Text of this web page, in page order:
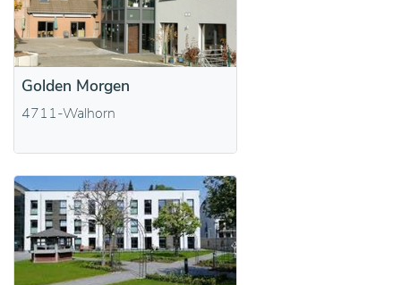
Golden Morgen
4711-Walhorn